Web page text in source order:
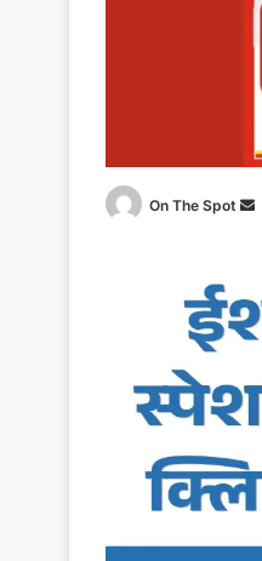
On The Spot